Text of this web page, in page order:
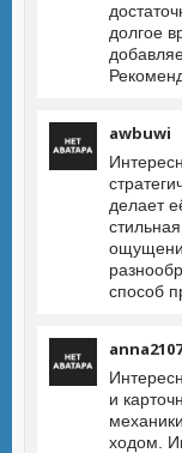
долгое
awbuwi
делает
способ
и
ходом.